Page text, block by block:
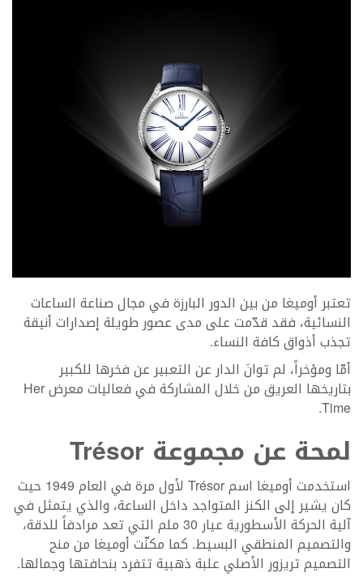
تعتبر أوميغا من بين الدور البارزة في مجال صناعة الساعات
النسائية، فقد قدّمت على مدى عصور طويلة إصدارات أنيقة
تجذب أذواق كافة النساء.
أمّا ومؤخراً، لم توانَ الدار عن التعبير عن فخرها للكبير
بتاريخها العريق من خلال المشاركة في فعاليات معرض Her
Time.
لمحة عن مجموعة Trésor
استخدمت أوميغا اسم Trésor لأول مرة في العام 1949 حيث
كان يشير إلى الكنز المتواجد داخل الساعة، والذي يتمثل في
آلية الحركة الأسطورية عيار 30 ملم التي تعد مرادفاً للدقة،
والتصميم المنطقي البسيط. كما مكنّت أوميغا من منح
التصميم تريزور الأصلي علبة ذهبية تتفرد بنحافتها وجمالها.